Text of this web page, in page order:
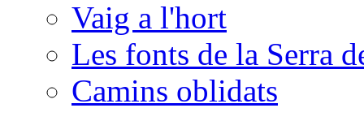
Vaig a l'hort
Les fonts de la Serra
Camins oblidats